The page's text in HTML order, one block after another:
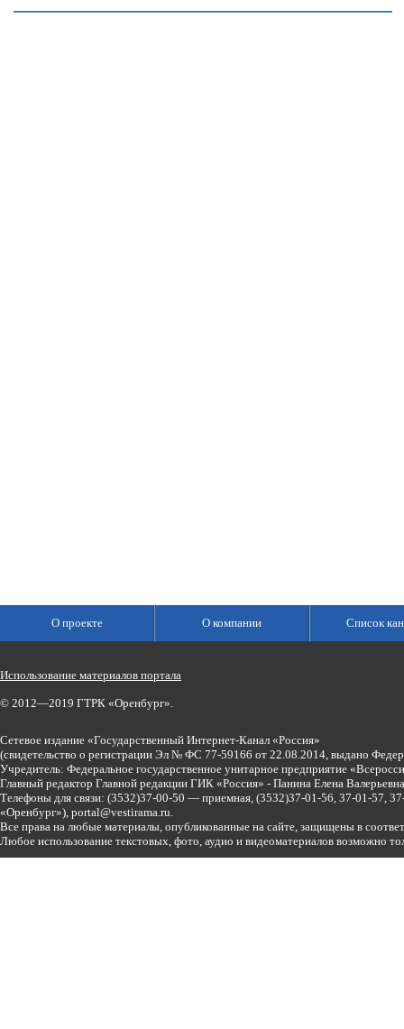
О проекте О компании Список
Использование материалов портала
© 2012—2019 ГТРК «Оренбург».
Сетевое издание «Государственный Интернет-Канал «Россия»
(свидетельство о регистрации Эл № ФС 77-59166 от 22.08.2014, выдано
Учредитель: Федеральное государственное унитарное предприятие
Главный редактор Главной редакции ГИК «Россия» - Панина Елена
Телефоны для связи: (3532)37-00-50 — приемная, (3532)37-01-56, 37-01-57,
«Оренбург»), portal@vestirama.ru.
Все права на любые материалы, опубликованные на сайте, защищены в
Любое использование текстовых, фото, аудио и видеоматериалов возможно